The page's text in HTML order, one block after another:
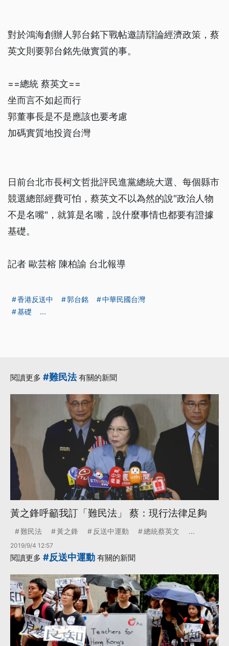
對於鴻海創辦人郭台銘下戰帖邀請辯論經濟政策，蔡
英文則要郭台銘先做實質的事。
==總統 蔡英文==
坐而言不如起而行
郭董事長是不是應該也要考慮
加碼實質地投資台灣
日前台北市長柯文哲批評民進黨總統大選、每個縣市
競選總部經費可怕，蔡英文不以為然的說"政治人物
不是名嘴"，就算是名嘴，說什麼事情也都要有證據
基礎。
記者 歐芸榕 陳柏諭 台北報導
香港反送中 郭台銘
中華民國台灣
基礎
...
閱讀更多 #難民法有關的新聞
黃之鋒呼籲我訂「難民法」 蔡：現行法律足夠
難民法 黃之鋒 反送中運動 總統蔡英文 ...
2019/9/4 12:57
閱讀更多 #反送中運動 有關的新聞